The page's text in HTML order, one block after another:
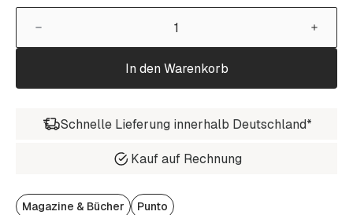
In den Warenkorb
Schnelle Lieferung innerhalb Deutschland*
Kauf auf Rechnung
Magazine & Bücher Punto